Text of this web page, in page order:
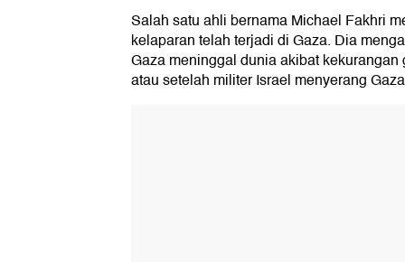
Salah satu ahli bernama Michael Fakhri
kelaparan telah terjadi di Gaza. Dia
Gaza meninggal dunia akibat
atau setelah militer Israel menyerang